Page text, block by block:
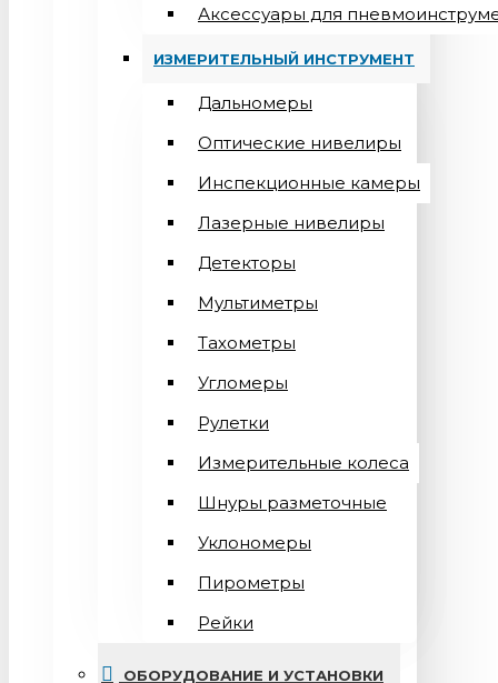
Аксессуары для
ИЗМЕРИТЕЛЬНЫЙ ИНСТРУМЕНТ
Дальномеры
Оптические нивелиры
Инспекционные камеры
Лазерные нивелиры
Детекторы
Мультиметры
Тахометры
Угломеры
Рулетки
Измерительные колеса
Шнуры разметочные
Уклономеры
Пирометры
Рейки
ОБОРУДОВАНИЕ И УСТАНОВКИ